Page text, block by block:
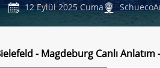
12 Eylül 2025 Cuma
- Magdeburg Canlı Anlatım